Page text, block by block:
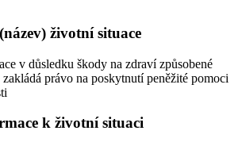
životní situace
v důsledku škody na zdraví způsobené
právo na poskytnutí peněžité pomoci
k životní situaci